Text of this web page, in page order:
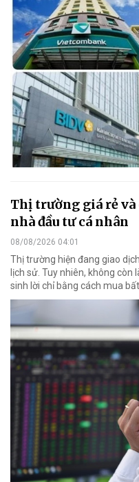
Thị trường giá rẻ
nhà đầu tư cá nhân
08/08/2026 04:01
Thị trường hiện đang giao
lịch sử. Tuy nhiên, không
sinh lời chỉ bằng cách mua